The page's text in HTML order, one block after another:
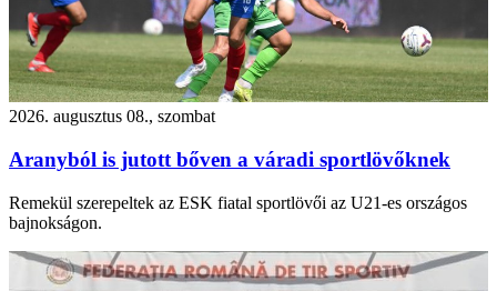
2026. augusztus 08., szombat
Aranyból is jutott bőven a váradi sportlövőknek
Remekül szerepeltek az ESK fiatal sportlövői az U21-es országos
bajnokságon.